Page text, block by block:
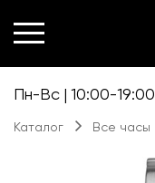
Пн-Вс | 10:00-19:00
Каталог Все часы